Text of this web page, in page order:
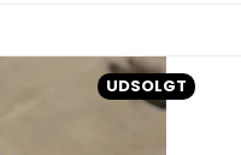
UDSOLGT